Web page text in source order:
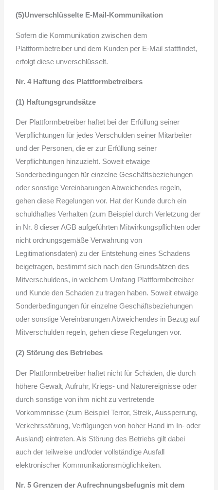
(5)Unverschlüsselte E-Mail-Kommunikation
Sofern die Kommunikation zwischen dem
Plattformbetreiber und dem Kunden per E-Mail stattfindet,
erfolgt diese unverschlüsselt.
Nr. 4 Haftung des Plattformbetreibers
(1) Haftungsgrundsätze
Der Plattformbetreiber haftet bei der Erfüllung seiner
Verpflichtungen für jedes Verschulden seiner Mitarbeiter
und der Personen, die er zur Erfüllung seiner
Verpflichtungen hinzuzieht. Soweit etwaige
Sonderbedingungen für einzelne Geschäftsbeziehungen
oder sonstige Vereinbarungen Abweichendes regeln,
gehen diese Regelungen vor. Hat der Kunde durch ein
schuldhaftes Verhalten (zum Beispiel durch Verletzung der
in Nr. 8 dieser AGB aufgeführten Mitwirkungspflichten oder
nicht ordnungsgemäße Verwahrung von
Legitimationsdaten) zu der Entstehung eines Schadens
beigetragen, bestimmt sich nach den Grundsätzen des
Mitverschuldens, in welchem Umfang Plattformbetreiber
und Kunde den Schaden zu tragen haben. Soweit etwaige
Sonderbedingungen für einzelne Geschäftsbeziehungen
oder sonstige Vereinbarungen Abweichendes in Bezug auf
Mitverschulden regeln, gehen diese Regelungen vor.
(2) Störung des Betriebes
Der Plattformbetreiber haftet nicht für Schäden, die durch
höhere Gewalt, Aufruhr, Kriegs- und Naturereignisse oder
durch sonstige von ihm nicht zu vertretende
Vorkommnisse (zum Beispiel Terror, Streik, Aussperrung,
Verkehrsstörung, Verfügungen von hoher Hand im In- oder
Ausland) eintreten. Als Störung des Betriebs gilt dabei
auch der teilweise und/oder vollständige Ausfall
elektronischer Kommunikationsmöglichkeiten.
Nr. 5 Grenzen der Aufrechnungsbefugnis mit dem